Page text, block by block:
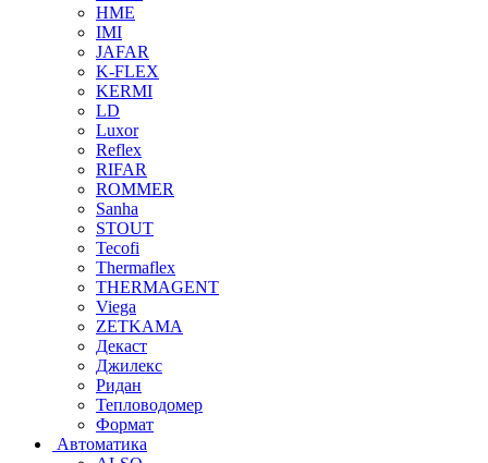
HME
IMI
JAFAR
K-FLEX
KERMI
LD
Luxor
Reflex
RIFAR
ROMMER
Sanha
STOUT
Tecofi
Thermaflex
THERMAGENT
Viega
ZETKAMA
Декаст
Джилекс
Ридан
Тепловодомер
Формат
Автоматика